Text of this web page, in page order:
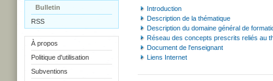
Bulletin
RSS
À propos
Politique d'utilisation
Subventions
Introduction
Description de la thématique
Description du domaine général de
Réseau des concepts prescrits reliés au
Document de l'enseignant
Liens Internet